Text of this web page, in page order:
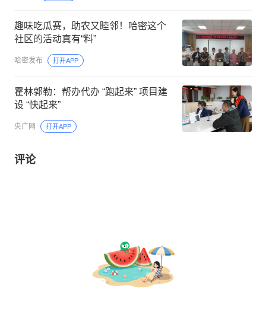
趣味吃瓜赛，助农又睦邻！哈密这个
社区的活动真有“料”
哈密发布 打开APP
霍林郭勒：帮办代办 “跑起来” 项目建
设 “快起来”
央广网 打开APP
评论